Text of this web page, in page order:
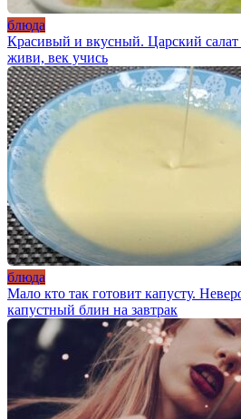
блюда
Красивый и вкусный. Царский
живи, век учись
блюда
Мало кто так готовит капусту.
капустный блин на завтрак